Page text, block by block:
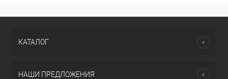
КАТАЛОГ
НАШИ ПРЕДЛОЖЕНИЯ